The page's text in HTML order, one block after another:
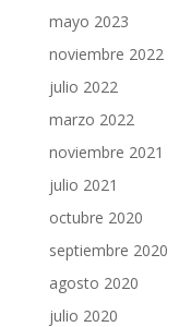
mayo 2023
noviembre 2022
julio 2022
marzo 2022
noviembre 2021
julio 2021
octubre 2020
septiembre 2020
agosto 2020
julio 2020